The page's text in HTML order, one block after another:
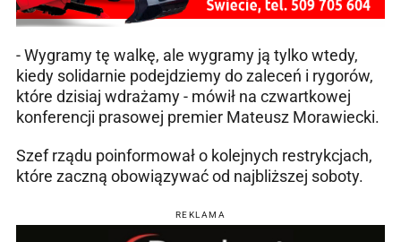
- Wygramy tę walkę, ale wygramy ją tylko wtedy,
kiedy solidarnie podejdziemy do zaleceń i rygorów,
które dzisiaj wdrażamy - mówił na czwartkowej
konferencji prasowej premier Mateusz Morawiecki.
Szef rządu poinformował o kolejnych restrykcjach,
które zaczną obowiązywać od najbliższej soboty.
REKLAMA